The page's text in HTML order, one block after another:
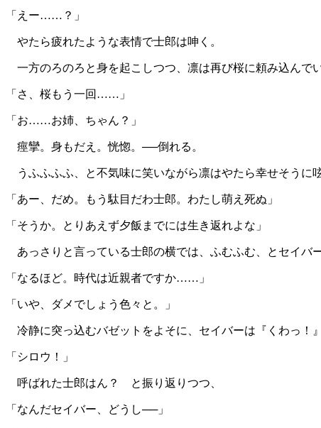
「えー……？」
やたら疲れたような表情で士郎は呻く。
一方のろのろと身を起こしつつ、凛は再び桜に頼み込んでい
「さ、桜もう一回……」
「お……お姉、ちゃん？」
痙攣。身もだえ。恍惚。──倒れる。
うふふふふ、と不気味に笑いながら凛はやたら幸せそうに
「あー、だめ。もう駄目だわ士郎。わたし萌え死ぬ」
「そうか。とりあえず夕飯までには生き返れよな」
あっさりと言っている士郎の横では、ふむふむ、とセイバ
「なるほど。時代は近親者ですか……」
「いや、ダメでしょう色々と。」
冷静に突っ込むバゼットをよそに、セイバーは『くわっ！
「シロウ！」
呼ばれた士郎はん？ と振り返りつつ、
「なんだセイバー、どうし──」